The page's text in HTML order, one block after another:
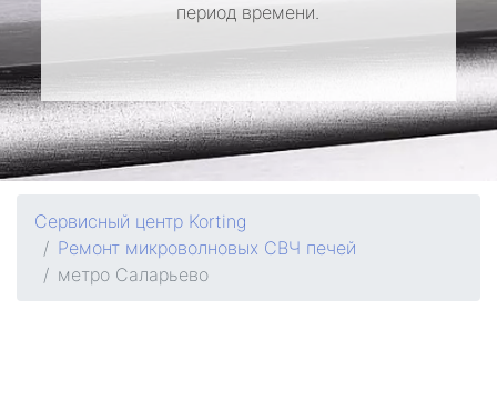
период времени.
Сервисный центр Korting
Ремонт микроволновых СВЧ печей
метро Саларьево